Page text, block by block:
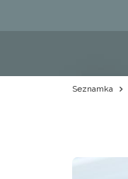
Seznamka